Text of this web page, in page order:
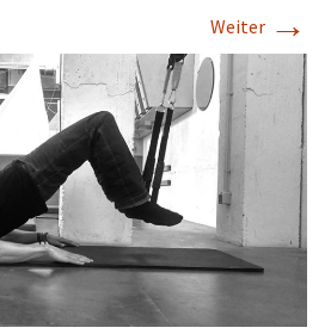
Weiter →